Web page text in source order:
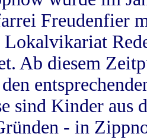
Freudenfier
Lokalvikariat
Ab diesem
sind Kinder aus
- in